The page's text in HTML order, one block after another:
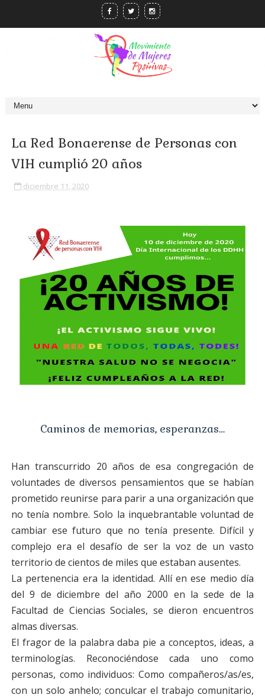
La Red Bonaerense de Personas con
VIH cumplió 20 años
diciembre 11, 2020
Caminos de memorias, esperanzas…
Han transcurrido 20 años de esa congregación de
voluntades de diversos pensamientos que se habían
prometido reunirse para parir a una organización que
no tenía nombre. Solo la inquebrantable voluntad de
cambiar ese futuro que no tenía presente. Difícil y
complejo era el desafío de ser la voz de un vasto
territorio de cientos de miles que estaban ausentes.
La pertenencia era la identidad. Allí en ese medio día
del 9 de diciembre del año 2000 en la sede de la
Facultad de Ciencias Sociales, se dieron encuentros
almas diversas.
El fragor de la palabra daba pie a conceptos, ideas, a
terminologías. Reconociéndose cada unocomo
personas, como individuos: Como compañeros/as/es,
con un solo anhelo; conculcar eltrabajo comunitario,